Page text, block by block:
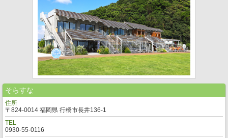
そらすな
住所
〒824-0014 福岡県 行橋市長井136-1
TEL
0930-55-0116